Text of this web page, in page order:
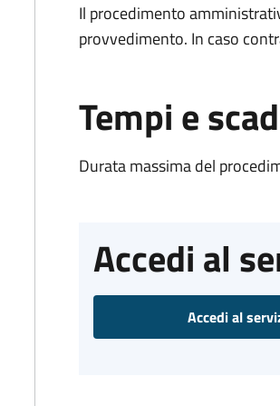
Il procedimento
provvedimento. In caso
Tempi e
Durata massima del
Accedi al
Accedi al